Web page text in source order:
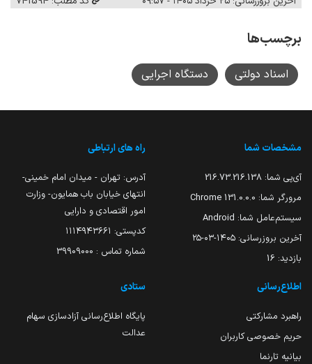
برچسب‌ها
اسناد دولتی دستگاه اجرایی
مشخصات شما
آی‌پی شما: 216.73.216.138
مرورگر شما: 131.0.0.0 Chrome
سیستم‌عامل شما: Android
آخرین بروزرسانی: ۱۴۰۵-۰۳-۲۵
بازدید: 16
راه های ارتباطی
آدرس: تهران - میدان امام خمینی-
انتهای خیابان باب همایون- وزارت
امور اقتصادی و دارایی
کدپستی: ۱۱۱۴۹۴۳۶۶۱
شماره تماس : 39909000
اطلاع‌رسانی
راهبرد مشارکتی
حریم خصوصی کاربران
بیانیه تارنما
ستادی
پایگاه اطلاع‌رسانی آزادسازی سهام
عدالت